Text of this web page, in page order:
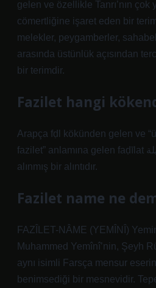
gelen ve özellikle Tanrı’nın çok
cömertliğine işaret eden bir
melekler, peygamberler,
arasında üstünlük açısından
bir terimdir.
Fazilet hangi
Arapça fḍl kökünden gelen ve
fazilet” anlamına gelen faḍīlat فضيلة kelimesinden
alınmış bir alıntıdır.
Fazilet name ne
FAZÎLET-NÂME (YEMÎNÎ)
Muhammed Yemînî’nin, Şeyh
aynı isimli Farsça mensur
benimsediği bir mesnevidir.